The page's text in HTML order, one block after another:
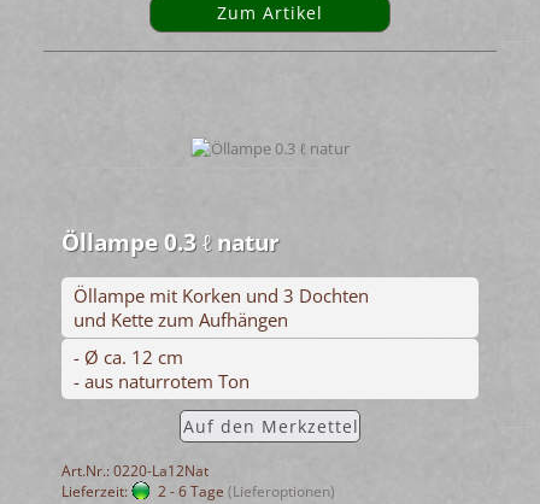
Zum Artikel
Öllampe 0.3 ℓ natur
Öllampe mit Korken und 3 Dochten
und Kette zum Aufhängen
- Ø ca. 12 cm
- aus naturrotem Ton
Auf den Merkzettel
Art.Nr.: 0220-La12Nat
Lieferzeit:
2 - 6 Tage (Lieferoptionen)